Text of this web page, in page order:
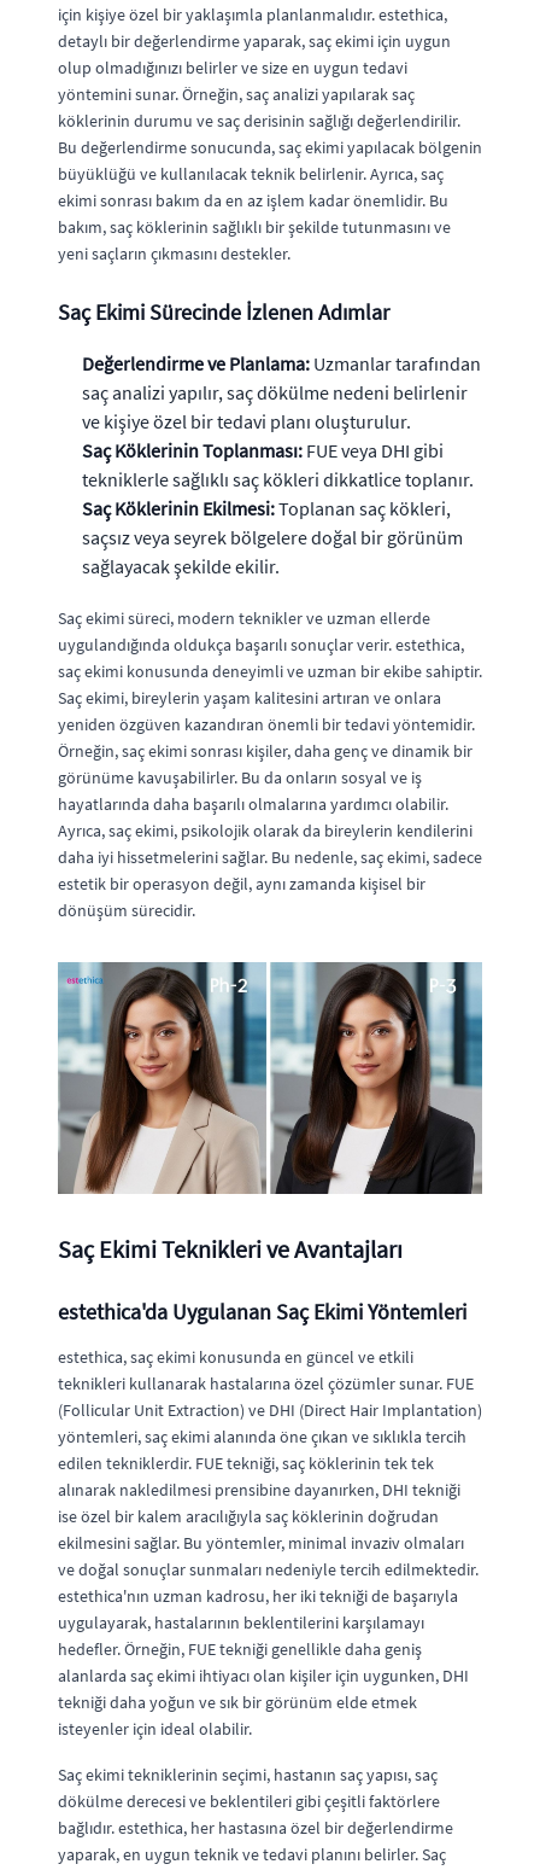
için kişiye özel bir yaklaşımla planlanmalıdır. estethica,
detaylı bir değerlendirme yaparak, saç ekimi için uygun
olup olmadığınızı belirler ve size en uygun tedavi
yöntemini sunar. Örneğin, saç analizi yapılarak saç
köklerinin durumu ve saç derisinin sağlığı değerlendirilir.
Bu değerlendirme sonucunda, saç ekimi yapılacak bölgenin
büyüklüğü ve kullanılacak teknik belirlenir. Ayrıca, saç
ekimi sonrası bakım da en az işlem kadar önemlidir. Bu
bakım, saç köklerinin sağlıklı bir şekilde tutunmasını ve
yeni saçların çıkmasını destekler.
Saç Ekimi Sürecinde İzlenen Adımlar
Değerlendirme ve Planlama: Uzmanlar tarafından
saç analizi yapılır, saç dökülme nedeni belirlenir
ve kişiye özel bir tedavi planı oluşturulur.
Saç Köklerinin Toplanması: FUE veya DHI gibi
tekniklerle sağlıklı saç kökleri dikkatlice toplanır.
Saç Köklerinin Ekilmesi:Toplanan saç kökleri,
saçsız veya seyrek bölgelere doğal bir görünüm
sağlayacak şekilde ekilir.
Saç ekimi süreci, modern teknikler ve uzman ellerde
uygulandığında oldukça başarılı sonuçlar verir. estethica,
saç ekimi konusunda deneyimli ve uzman bir ekibe sahiptir.
Saç ekimi, bireylerin yaşam kalitesini artıran ve onlara
yeniden özgüven kazandıran önemli bir tedavi yöntemidir.
Örneğin, saç ekimi sonrası kişiler, daha genç ve dinamik bir
görünüme kavuşabilirler. Bu da onların sosyal ve iş
hayatlarında daha başarılı olmalarına yardımcı olabilir.
Ayrıca, saç ekimi, psikolojik olarak da bireylerin kendilerini
daha iyi hissetmelerini sağlar. Bu nedenle, saç ekimi, sadece
estetik bir operasyon değil, aynı zamanda kişisel bir
dönüşüm sürecidir.
Saç Ekimi Teknikleri ve Avantajları
estethica'da Uygulanan Saç Ekimi Yöntemleri
estethica, saç ekimi konusunda en güncel ve etkili
teknikleri kullanarak hastalarına özel çözümler sunar. FUE
(Follicular Unit Extraction) ve DHI (Direct Hair Implantation)
yöntemleri, saç ekimi alanında öne çıkan ve sıklıkla tercih
edilen tekniklerdir. FUE tekniği, saç köklerinin tek tek
alınarak nakledilmesi prensibine dayanırken, DHI tekniği
ise özel bir kalem aracılığıyla saç köklerinin doğrudan
ekilmesini sağlar. Bu yöntemler, minimal invaziv olmaları
ve doğal sonuçlar sunmaları nedeniyle tercih edilmektedir.
estethica'nın uzman kadrosu, her iki tekniği de başarıyla
uygulayarak, hastalarının beklentilerini karşılamayı
hedefler. Örneğin, FUE tekniği genellikle daha geniş
alanlarda saç ekimi ihtiyacı olan kişiler için uygunken, DHI
tekniği daha yoğun ve sık bir görünüm elde etmek
isteyenler için ideal olabilir.
Saç ekimi tekniklerinin seçimi, hastanın saç yapısı, saç
dökülme derecesi ve beklentileri gibi çeşitli faktörlere
bağlıdır. estethica, her hastasına özel bir değerlendirme
yaparak, en uygun teknik ve tedavi planını belirler. Saç